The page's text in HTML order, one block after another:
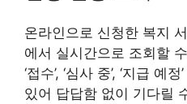
온라인으로 신청한 복지
에서 실시간으로 조회할
‘접수’, ‘심사 중’, ‘지급 예
있어 답답함 없이 기다릴